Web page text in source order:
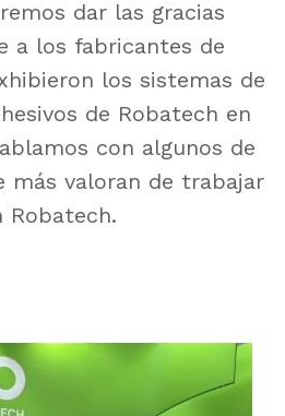
dar las gracias
a los fabricantes de
los sistemas de
de Robatech en
con algunos de
más valoran de trabajar
Robatech.